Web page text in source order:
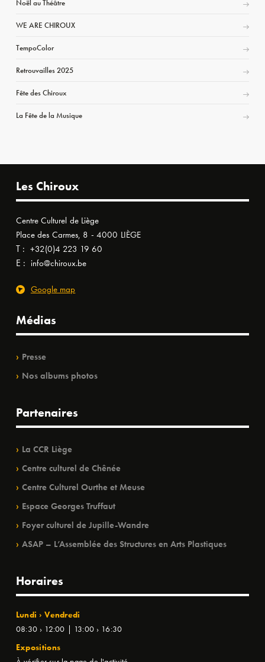
Noël au Théâtre
WE ARE CHIROUX
TempoColor
Retrouvailles 2025
Fête des Chiroux
La Fête de la Musique
Les Chiroux
Centre Culturel de Liège
Place des Carmes, 8 - 4000 LIÈGE
T : +32(0)4 223 19 60
E : info@chiroux.be
Google map
Médias
Presse
Nos albums photos
Partenaires
La CCR Liège
Centre culturel de Chênée
Centre Culturel Ourthe et Meuse
Espace Georges Truffaut
Foyer culturel de Jupille-Wandre
ASAP – L’Assemblée des Structures en Arts Plastiques
Horaires
Lundi › Vendredi
08:30 › 12:00 | 13:00 › 16:30
Expositions